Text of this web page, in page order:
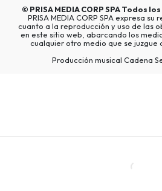
© PRISA MEDIA CORP SPATodos
PRISA MEDIA CORP SPA expresa
cuanto a la reproducción y uso de las
en este sitio web, abarcando los
cualquier otro medio que se juzgue
Producción musical Cadena